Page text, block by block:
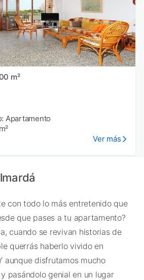
m²
Apartamento
Ver más
con todo lo más entretenido que
que pases a tu apartamento?
cuando se revivan historias de
querrás haberlo vivido en
aunque disfrutamos mucho
pasándolo genial en un lugar